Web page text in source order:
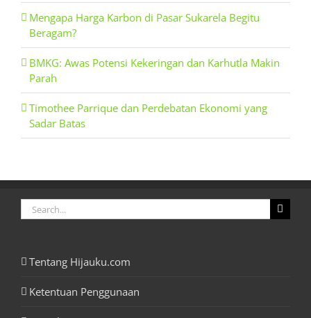
Mengapa Harga Karbon di Pasar Sukarela Begitu
Beragam?
BMKG: Awas Potensi Kekeringan dan Karhutla Makin
Parah
Timothee Parrique dan Perdebatan Ekonomi yang
Sadar Batas
Search
for:
Tentang Hijauku.com
Ketentuan Penggunaan